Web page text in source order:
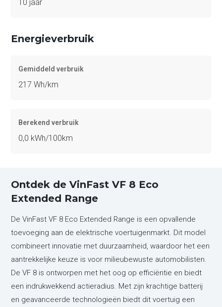
10 jaar
Energieverbruik
Gemiddeld verbruik
217 Wh/km
Berekend verbruik
0,0 kWh/100km
Ontdek de VinFast VF 8 Eco
Extended Range
De VinFast VF 8 Eco Extended Range is een opvallende
toevoeging aan de elektrische voertuigenmarkt. Dit model
combineert innovatie met duurzaamheid, waardoor het een
aantrekkelijke keuze is voor milieubewuste automobilisten.
De VF 8 is ontworpen met het oog op efficiëntie en biedt
een indrukwekkend actieradius. Met zijn krachtige batterij
en geavanceerde technologieën biedt dit voertuig een